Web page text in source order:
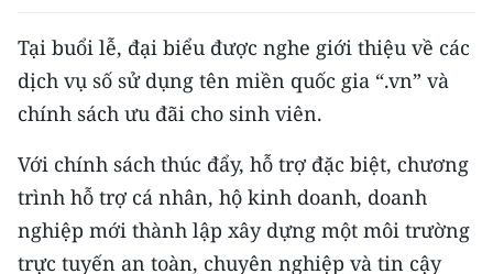
E-Magazine
Video
Media Kinh tế
Media Văn hóa
Tại buổi lễ, đại biểu được nghe giới thiệu về các
dịch vụ số sử dụng tên miền quốc gia “.vn” và
chính sách ưu đãi cho sinh viên.
Với chính sách thúc đẩy, hỗ trợ đặc biệt, chương
trình hỗ trợ cá nhân, hộ kinh doanh, doanh
nghiệp mới thành lập xây dựng một môi trường
trực tuyến an toàn, chuyên nghiệp và tin cậy